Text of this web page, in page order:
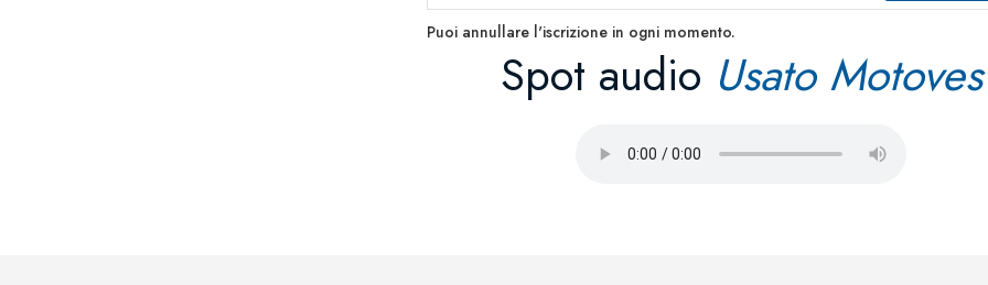
Puoi annullare l'iscrizione in ogni momento.
Spot audio Usato Motoves